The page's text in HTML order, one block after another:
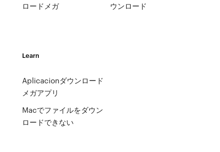
ロードメガ
ウンロード
Learn
Aplicacionダウンロード
メガアプリ
Macでファイルをダウン
ロードできない